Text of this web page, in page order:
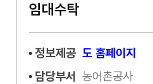
임대수탁
정보제공 도 홈페이지
담당부서 농어촌공사